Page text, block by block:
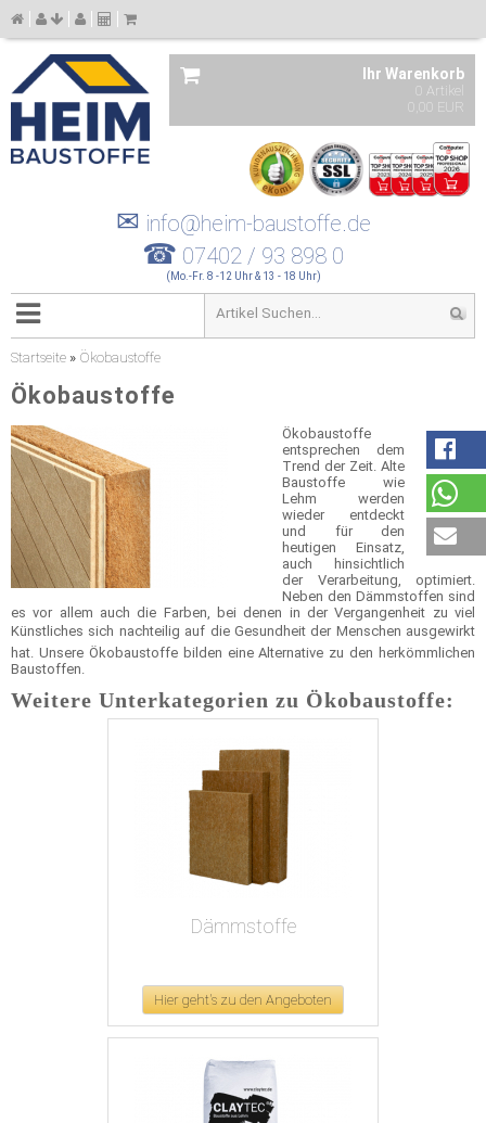
Ihr Warenkorb
0 Artikel
0,00 EUR
✉ info@heim-baustoffe.de
☎ 07402 / 93 898 0
(Mo.-Fr. 8 -12 Uhr & 13 - 18 Uhr)
Startseite » Ökobaustoffe
Ökobaustoffe
Ökobaustoffe
entsprechen dem
Trend der Zeit. Alte
Baustoffe wie
Lehm werden
wieder entdeckt
und für den
heutigen Einsatz,
auch hinsichtlich
der Verarbeitung, optimiert.
Neben den Dämmstoffen sind
es vor allem auch die Farben, bei denen in der Vergangenheit zu viel
Künstliches sich nachteilig auf die Gesundheit der Menschen ausgewirkt
hat. Unsere Ökobaustoffe bilden eine Alternative zu den herkömmlichen
Baustoffen.
Weitere Unterkategorien zu Ökobaustoffe:
Dämmstoffe
Hier geht's zu den Angeboten